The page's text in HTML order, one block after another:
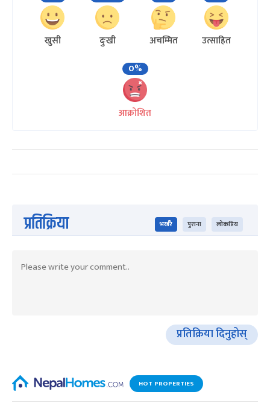
खुसी दुःखी अचम्मित
उत्साहित
0%
आक्रोशित
प्रतिक्रिया भर्खरै पुराना लोकप्रिय
प्रतिक्रिया दिनुहोस्
HOT PROPERTIES